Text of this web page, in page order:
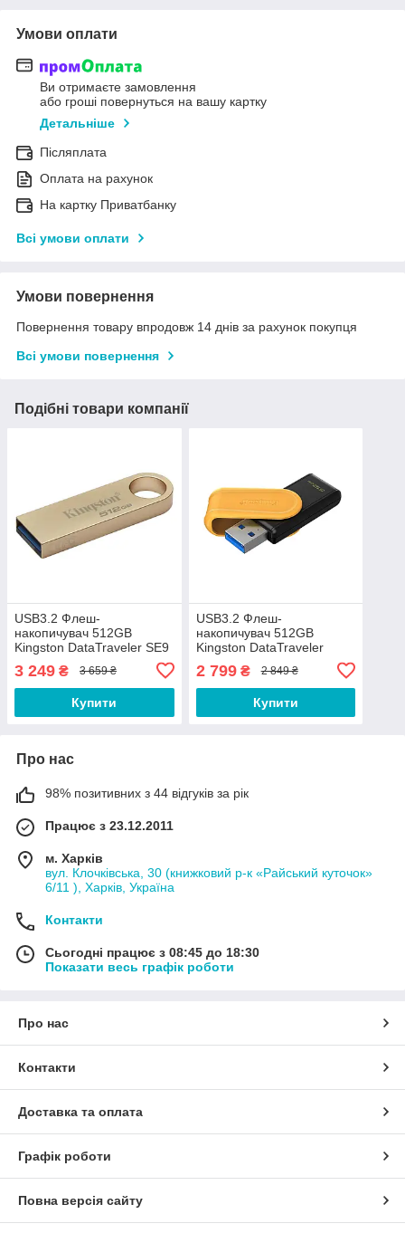
Умови оплати
Ви отримаєте замовлення
або гроші повернуться на вашу картку
Детальніше
Післяплата
Оплата на рахунок
На картку Приватбанку
Всі умови оплати
Умови повернення
Повернення товару впродовж 14 днів за рахунок покупця
Всі умови повернення
Подібні товари компанії
USB3.2 Флеш-
накопичувач 512GB
Kingston DataTraveler SE9
3 249 ₴ 3 659 ₴
Купити
USB3.2 Флеш-
накопичувач 512GB
Kingston DataTraveler
2 799₴ 2 849 ₴
Купити
Про нас
98% позитивних з 44 відгуків за рік
Працює з 23.12.2011
м. Харків
вул. Клочківська, 30 (книжковий р-к «Райський куточок»
6/11 ), Харків, Україна
Контакти
Сьогодні працює з 08:45 до 18:30
Показати весь графік роботи
Про нас
Контакти
Доставка та оплата
Графік роботи
Повна версія сайту